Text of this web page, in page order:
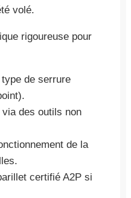
volé.
rigoureuse pour
de serrure
des outils non
de la
certifié A2P si